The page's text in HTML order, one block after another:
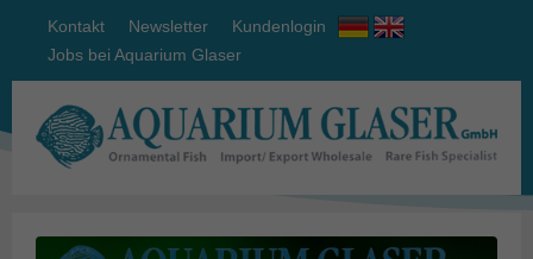
Kontakt Newsletter
Kundenlogin
Jobs bei Aquarium Glaser